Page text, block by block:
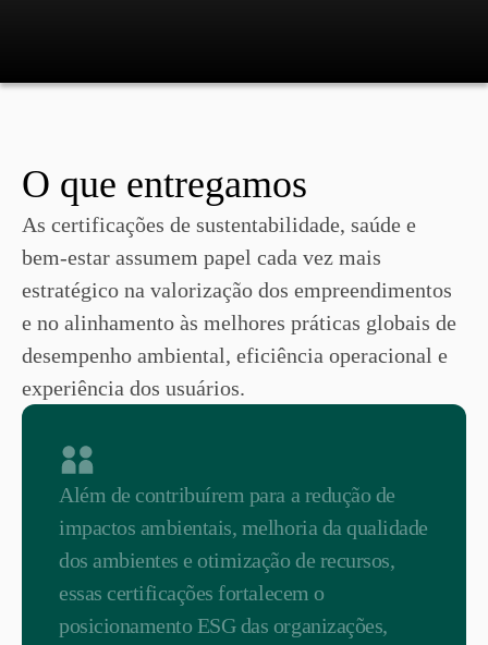
O que entregamos
As certificações de sustentabilidade, saúde e
bem-estar assumem papel cada vez mais
estratégico na valorização dos empreendimentos
e no alinhamento às melhores práticas globais de
desempenho ambiental, eficiência operacional e
experiência dos usuários.
Além de contribuírem para a redução de
impactos ambientais, melhoria da qualidade
dos ambientes e otimização de recursos,
essas certificações fortalecem o
posicionamento ESG das organizações,